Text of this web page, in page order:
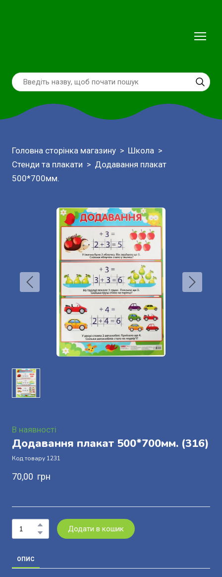
Головна сторінка магазину
Школа
Стенди та плакати
Додавання плакат
500*700мм.
В наявності
Додавання плакат 500*700мм. (316)
Код товару 1231
70,00  грн
Додати в кошик
ОПИС